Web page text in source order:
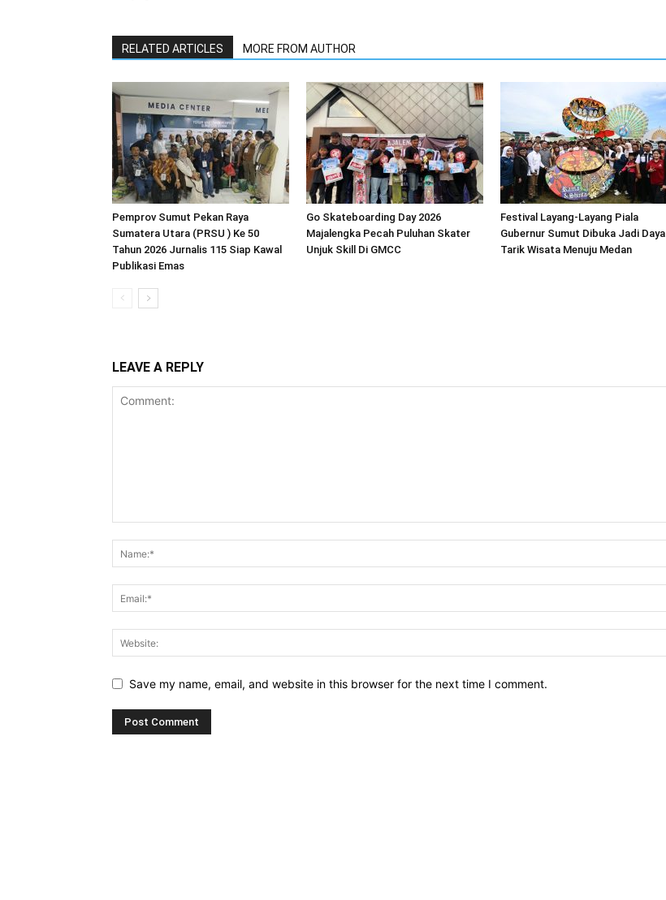
RELATED ARTICLES MORE FROM AUTHOR
Pemprov Sumut Pekan Raya
Sumatera Utara (PRSU ) Ke 50
Tahun 2026 Jurnalis 115 Siap Kawal
Publikasi Emas
Go Skateboarding Day 2026
Majalengka Pecah Puluhan Skater
Unjuk Skill Di GMCC
Festival Layang-Layang Piala
Gubernur Sumut Dibuka Jadi Daya
Tarik Wisata Menuju Medan
LEAVE A REPLY
Save my name, email, and website in this browser for the next time I comment.